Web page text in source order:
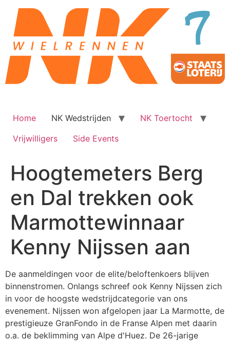
naar
inhoud
Home NK Wedstrijden
NK Toertocht
Vrijwilligers
Side Events
Hoogtemeters Berg
en Dal trekken ook
Marmottewinnaar
Kenny Nijssen aan
De aanmeldingen voor de elite/beloftenkoers blijven
binnenstromen. Onlangs schreef ook Kenny Nijssen zich
in voor de hoogste wedstrijdcategorie van ons
evenement. Nijssen won afgelopen jaar La Marmotte, de
prestigieuze GranFondo in de Franse Alpen met daarin
o.a. de beklimming van Alpe d'Huez. De 26-jarige